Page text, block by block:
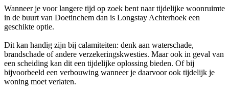
Wanneer je voor langere tijd op zoek bent naar tijdelijke woonruimte
in de buurt van Doetinchem dan is Longstay Achterhoek een
geschikte optie.
Dit kan handig zijn bij calamiteiten: denk aan waterschade,
brandschade of andere verzekeringskwesties. Maar ook in geval van
een scheiding kan dit een tijdelijke oplossing bieden. Of bij
bijvoorbeeld een verbouwing wanneer je daarvoor ook tijdelijk je
woning moet verlaten.